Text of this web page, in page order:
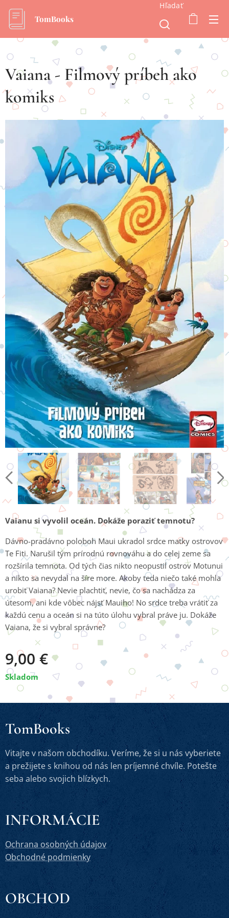
TomBooks
Hľadať
Vaiana - Filmový príbeh ako
komiks
Vaianu si vyvolil oceán. Dokáže poraziť temnotu?
Dávno-pradávno poloboh Maui ukradol srdce matky ostrovov
Te Fiti. Narušil tým prírodnú rovnováhu a do celej zeme sa
rozšírila temnota. Od tých čias nikto neopustil ostrov Motunui
a nikto sa nevydal na šíre more. Akoby teda niečo také mohla
urobiť Vaiana? Nevie plachtiť, nevie, čo sa nachádza za
útesom, ani kde vôbec nájsť Mauiho! No srdce treba vrátiť za
každú cenu a oceán si na túto úlohu vybral práve ju. Dokáže
Vaiana, že si vybral správne?
9,00 €
Skladom
TomBooks
Vitajte v našom obchodíku. Veríme, že si u nás vyberiete
a prežijete s knihou od nás len príjemné chvíle. Potešte
seba alebo svojich blízkych.
INFORMÁCIE
Ochrana osobných údajov
Obchodné podmienky
OBCHOD